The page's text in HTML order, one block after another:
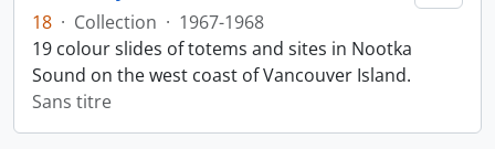
18 · Collection · 1967-1968
19 colour slides of totems and sites in Nootka
Sound on the west coast of Vancouver Island.
Sans titre